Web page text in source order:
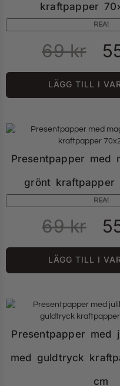
kraftpapper
REA!
69kr
LÄGG TILL I
Presentpapper med
grönt kraftpapper
REA!
69kr
LÄGG TILL I
Presentpapper med
med guldtryck
cm